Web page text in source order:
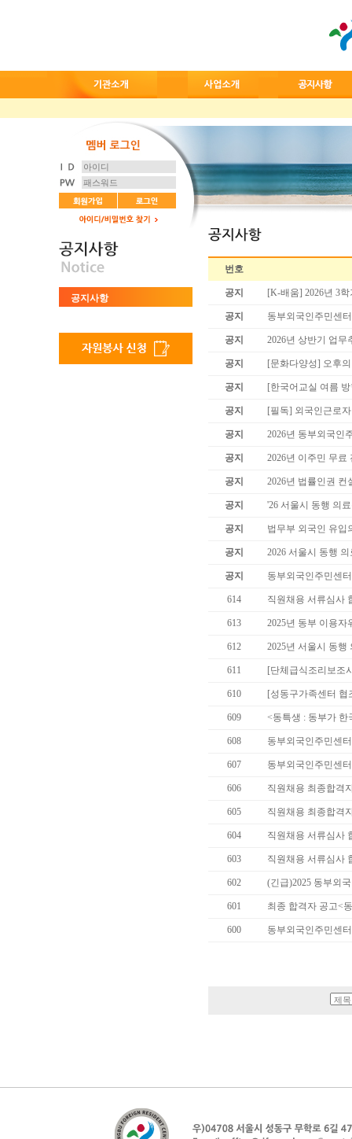
공지사항
번호
공지 [K-배움] 2026년 3
공지 동부외국인주민센
공지 2026년 상반기 업무
공지 [문화다양성] 오후
공지 [한국어교실 여름
공지 [필독] 외국인근로
공지 2026년 동부외국인
공지 2026년 이주민 무
공지 2026년 법률인권 컨
공지 '26 서울시 동행 의
공지 법무부 외국인 유
공지 2026 서울시 동행
공지 동부외국인주민센
614 직원채용 서류심사
613 2025년 동부 이용
612 2025년 서울시 동행
611 [단체급식조리보조
610 [성동구가족센터
609 <동특생 : 동부가
608 동부외국인주민센
607 동부외국인주민센
606 직원채용 최종합격
605 직원채용 최종합격
604 직원채용 서류심사
603 직원채용 서류심사
602 (긴급)2025 동부외
601 최종 합격자 공고<
600 동부외국인주민센